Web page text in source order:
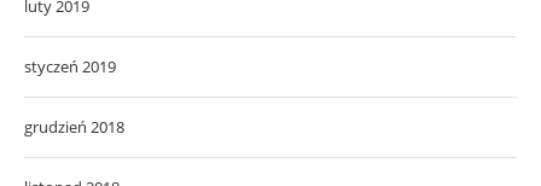
luty 2019
styczeń 2019
grudzień 2018